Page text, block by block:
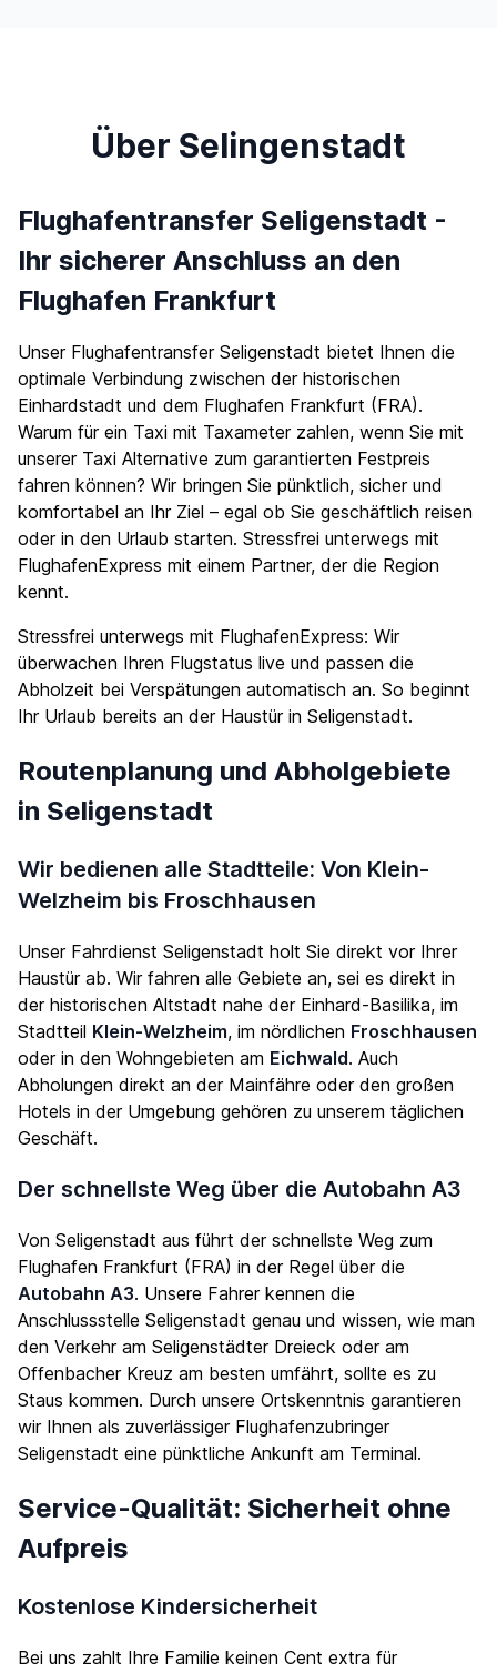
Über Selingenstadt
Flughafentransfer Seligenstadt -
Ihr sicherer Anschluss an den
Flughafen Frankfurt
Unser Flughafentransfer Seligenstadt bietet Ihnen die
optimale Verbindung zwischen der historischen
Einhardstadt und dem Flughafen Frankfurt (FRA).
Warum für ein Taxi mit Taxameter zahlen, wenn Sie mit
unserer Taxi Alternative zum garantierten Festpreis
fahren können? Wir bringen Sie pünktlich, sicher und
komfortabel an Ihr Ziel – egal ob Sie geschäftlich reisen
oder in den Urlaub starten. Stressfrei unterwegs mit
FlughafenExpress mit einem Partner, der die Region
kennt.
Stressfrei unterwegs mit FlughafenExpress: Wir
überwachen Ihren Flugstatus live und passen die
Abholzeit bei Verspätungen automatisch an. So beginnt
Ihr Urlaub bereits an der Haustür in Seligenstadt.
Routenplanung und Abholgebiete
in Seligenstadt
Wir bedienen alle Stadtteile: Von Klein-
Welzheim bis Froschhausen
Unser Fahrdienst Seligenstadt holt Sie direkt vor Ihrer
Haustür ab. Wir fahren alle Gebiete an, sei es direkt in
der historischen Altstadt nahe der Einhard-Basilika, im
Stadtteil Klein-Welzheim, im nördlichen Froschhausen
oder in den Wohngebieten am Eichwald. Auch
Abholungen direkt an der Mainfähre oder den großen
Hotels in der Umgebung gehören zu unserem täglichen
Geschäft.
Der schnellste Weg über die Autobahn A3
Von Seligenstadt aus führt der schnellste Weg zum
Flughafen Frankfurt (FRA) in der Regel über die
Autobahn A3. Unsere Fahrer kennen die
Anschlussstelle Seligenstadt genau und wissen, wie man
den Verkehr am Seligenstädter Dreieck oder am
Offenbacher Kreuz am besten umfährt, sollte es zu
Staus kommen. Durch unsere Ortskenntnis garantieren
wir Ihnen als zuverlässiger Flughafenzubringer
Seligenstadt eine pünktliche Ankunft am Terminal.
Service-Qualität: Sicherheit ohne
Aufpreis
Kostenlose Kindersicherheit
Bei uns zahlt Ihre Familie keinen Cent extra für